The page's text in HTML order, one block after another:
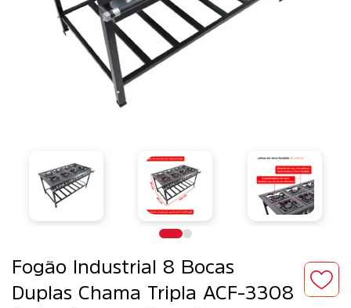
Fogão Industrial 8 Bocas
Duplas Chama Tripla ACF-3308